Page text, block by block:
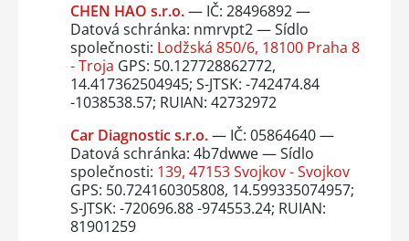
CHEN HAO s.r.o.— IČ: 28496892 —
Datová schránka: nmrvpt2 — Sídlo
společnosti: Lodžská 850/6, 18100 Praha 8
- Troja GPS: 50.127728862772,
14.417362504945; S-JTSK: -742474.84
-1038538.57; RUIAN: 42732972
Car Diagnostic s.r.o.— IČ: 05864640 —
Datová schránka: 4b7dwwe — Sídlo
společnosti: 139, 47153 Svojkov - Svojkov
GPS: 50.724160305808, 14.599335074957;
S-JTSK: -720696.88 -974553.24; RUIAN:
81901259